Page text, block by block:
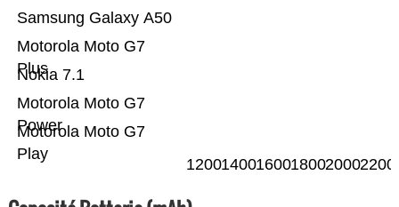
Motorola Moto G7
Play
Motorola Moto G7
Power
Nokia 7.1
Motorola Moto G7
Plus
Samsung Galaxy A50
120014001600180020002200